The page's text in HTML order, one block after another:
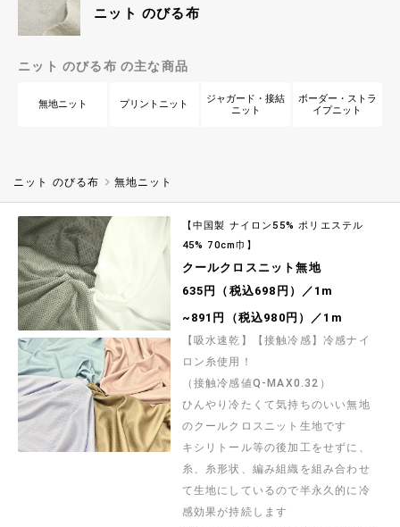
【現品限り特価】ソフトなハーフリネン無地シュ
クレ『幻のアイビーグリーン』
生地です こちらのカラーのみ「幻のアイビーグリ
ーン」として限定特価で掲載しています (詳しく
my piece of fabric クリームソーダの60ロー
ンプリント
シーチングプリント un/no「ストライプ×ストロ
をベースに、いちご柄を全体に散りばめた上品で
大人かわいい雰囲気のシーチングプリント生地で
スケアープリントCountry Floral「Ivy and
【Country Floral collection by NAKAMURA】
美しく、かわいらしいボタニカルパターンがプリ
ントされたスケアープリント生地です
800円（税込880円）／1m
コットンこばやしコットンキャンバスプリント
「ねこベーカリー」
『小林繊維』 焼き立てパンをめしあがれ！かわい
い猫さんたちがパン屋さんになったコットンキャ
ンバスプリント生地です982円（税込1,080円）／1m
シーチングプリント un/no「ダニャスク」
【TWILIGHT】 ダマスク調の模様をモチーフにし
たかわいらしく美しい猫のシーチングプリント生
837円（税込920円）／1m
ニット のびる布
ニット のびる布 の主な商品
無地ニット プリントニット
ジャガード・接結
ニット
ボーダー・ストラ
イプニット
ニット のびる布 無地ニット
【中国製 ナイロン55% ポリエステル
45% 70cm巾】
クールクロスニット無地
635円（税込698円）／1m
~891円（税込980円）／1m
【吸水速乾】【接触冷感】冷感ナイ
ロン糸使用！
（接触冷感値Q-MAX0.32）
ひんやり冷たくて気持ちのいい無地
のクールクロスニット生地です
キシリトール等の後加工をせずに、
糸、糸形状、編み組織を組み合わせ
て生地にしているので半永久的に冷
感効果が持続します